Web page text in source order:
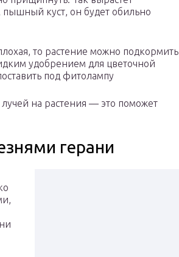
куст, он будет обильно
то растение можно подкормить
удобрением для цветочной
под фитолампу
на растения — это поможет
герани